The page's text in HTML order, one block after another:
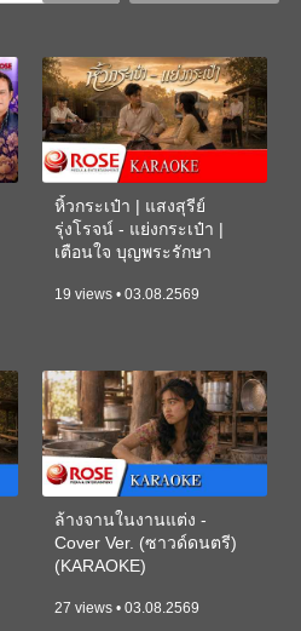
หิ้วกระเป๋า | แสงสุรีย์
รุ่งโรจน์ - แย่งกระเป๋า |
เตือนใจ บุญพระรักษา
19 views • 03.08.2569
ล้างจานในงานแต่ง -
Cover Ver. (ซาวด์ดนตรี)
(KARAOKE)
27 views • 03.08.2569